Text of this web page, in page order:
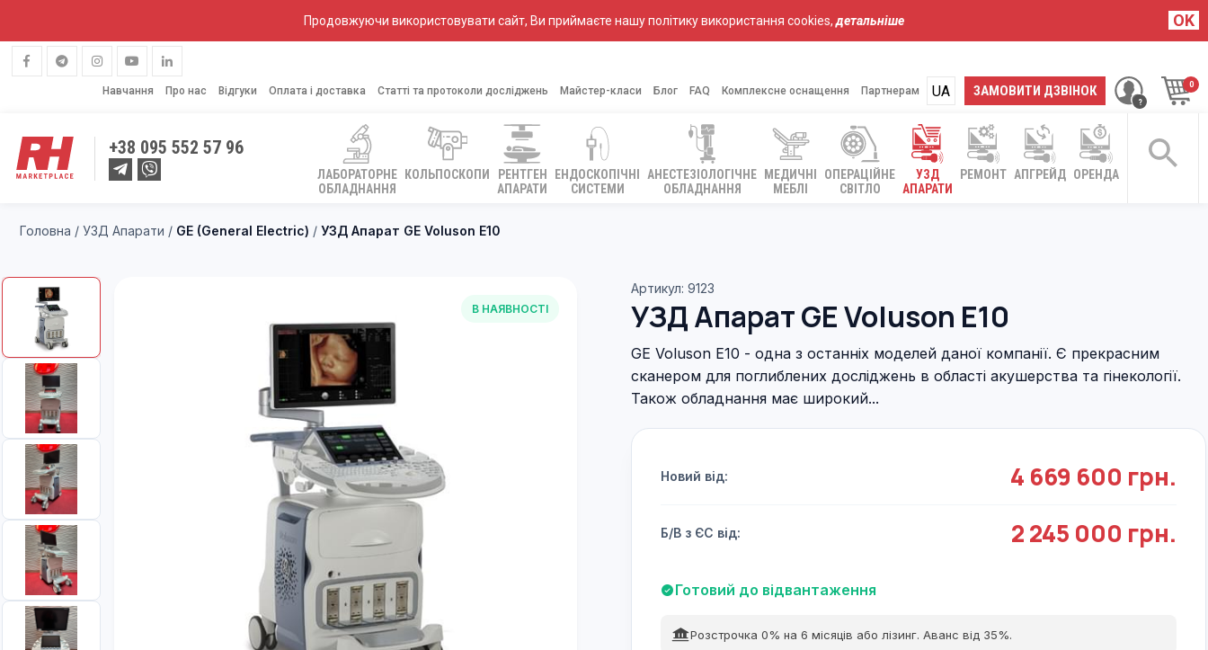
Продовжуючи використовувати сайт, Ви приймаєте нашу політику використання cookies,детальніше OK
Навчання Про нас Відгуки Оплата і доставка Статті та протоколи досліджень Майстер-класи Блог FAQ Комплексне оснащення Партнерам ЗАМОВИТИ ДЗВІНОК
UA
RU
+38 095 552 57 96
ЛАБОРАТОРНЕ
ОБЛАДНАННЯ
КОЛЬПОСКОПИ
РЕНТГЕН
АПАРАТИ
ЕНДОСКОПІЧНІ
СИСТЕМИ
АНЕСТЕЗІОЛОГІЧНЕ
ОБЛАДНАННЯ
МЕДИЧНІ
МЕБЛІ
ОПЕРАЦІЙНЕ
СВІТЛО
УЗД
АПАРАТИ
РЕМОНТ АПГРЕЙД ОРЕНДА
Головна / УЗД Апарати / GE (General Electric) / УЗД Апарат GE Voluson E10
В НАЯВНОСТІ
Артикул: 9123
УЗД Апарат GE Voluson E10
GE Voluson E10 - одна з останніх моделей даної компанії. Є прекрасним
сканером для поглиблених досліджень в області акушерства та гінекології.
Також обладнання має широкий...
Новий від: 4 669 600 грн.
Б/В з ЄС від: 2 245 000 грн.
Готовий до відвантаження
Розстрочка 0% на 6 місяців або лізинг. Аванс від 35%.